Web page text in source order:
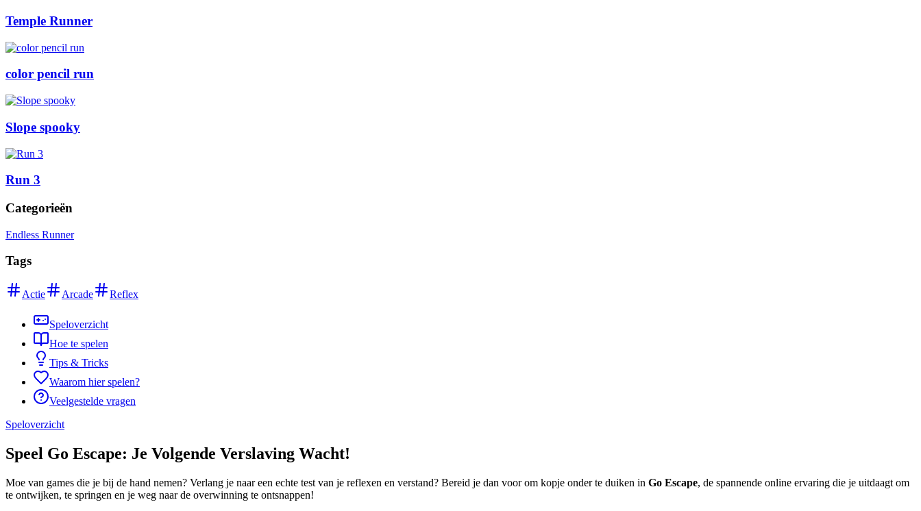
Temple Runner
color pencil run
Slope spooky
Run 3
Categorieën
Endless Runner
Tags
Actie Arcade Reflex
Speloverzicht
Hoe te spelen
Tips & Tricks
Waarom hier spelen?
Veelgestelde vragen
Speloverzicht
Speel Go Escape: Je Volgende Verslaving Wacht!
Moe van games die je bij de hand nemen? Verlang je naar een echte test van je reflexen en verstand? Bereid je dan voor om kopje onder te duiken in Go Escape, de spannende online ervaring die je uitdaagt om
te ontwijken, te springen en je weg naar de overwinning te ontsnappen!